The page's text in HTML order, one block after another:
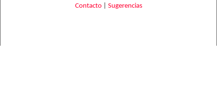
Contacto| Sugerencias